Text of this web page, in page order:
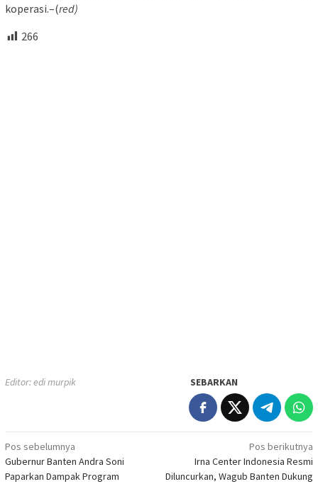
koperasi.–(red)
266
Editor: edi murpik SEBARKAN
Navigasi
pos
Pos sebelumnya
Gubernur Banten Andra Soni
Paparkan Dampak Program
Pos berikutnya
Irna Center Indonesia Resmi
Diluncurkan, Wagub Banten Dukung